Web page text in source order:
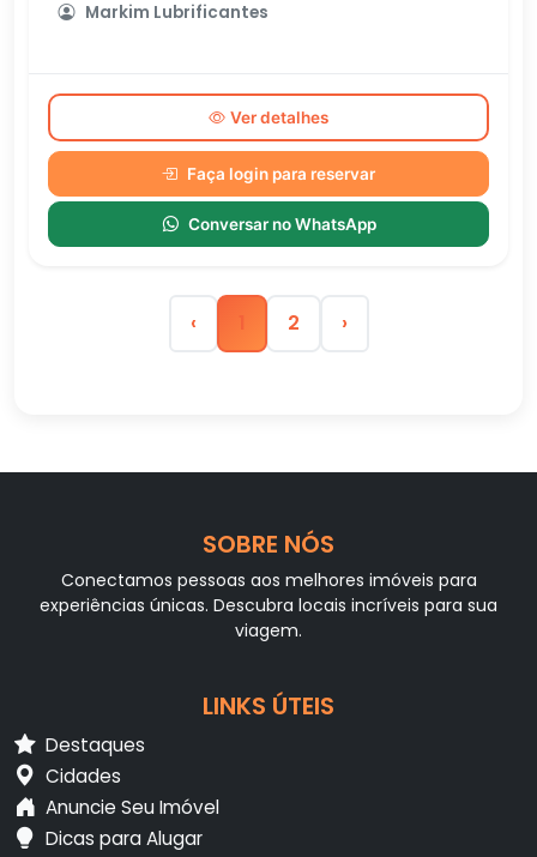
Markim Lubrificantes
Ver detalhes
Faça login para reservar
Conversar no WhatsApp
‹ 1 2 ›
SOBRE NÓS
Conectamos pessoas aos melhores imóveis para
experiências únicas. Descubra locais incríveis para sua
viagem.
LINKS ÚTEIS
Destaques
Cidades
Anuncie Seu Imóvel
Dicas para Alugar